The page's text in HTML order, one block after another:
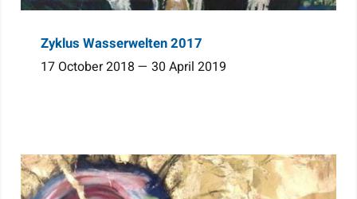
Zyklus Wasserwelten 2017
17 October 2018 — 30 April 2019